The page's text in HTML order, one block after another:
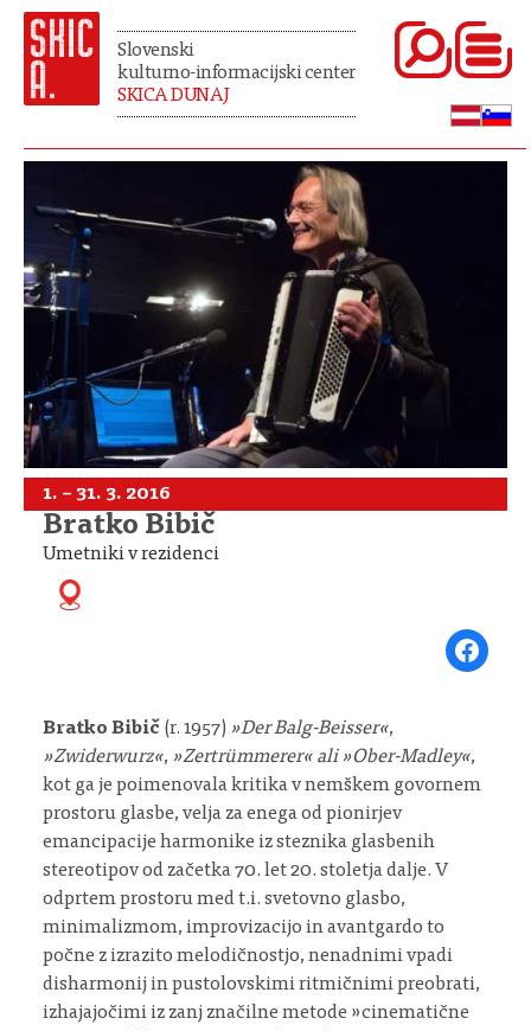
Slovenski
kulturno-informacijski center
SKICA DUNAJ
1. – 31. 3. 2016
Bratko Bibič
Umetniki v rezidenci
Share on
Bratko Bibič (r. 1957) »Der Balg-Beisser«,
»Zwiderwurz«, »Zertrümmerer« ali »Ober-Madley«,
kot ga je poimenovala kritika v nemškem govornem
prostoru glasbe, velja za enega od pionirjev
emancipacije harmonike iz steznika glasbenih
stereotipov od začetka 70. let 20. stoletja dalje. V
odprtem prostoru med t.i. svetovno glasbo,
minimalizmom, improvizacijo in avantgardo to
počne z izrazito melodičnostjo, nenadnimi vpadi
disharmonij in pustolovskimi ritmičnimi preobrati,
izhajajočimi iz zanj značilne metode »cinematične